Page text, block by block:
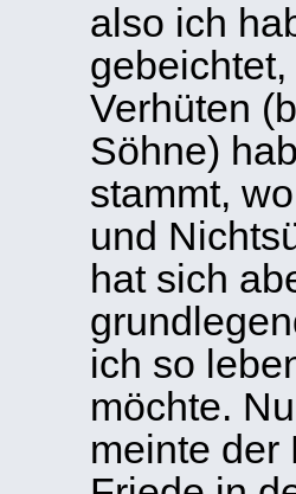
also ich
Verhüten
Söhne)
stammt,
und
hat sich
ich so
möchte.
meinte der